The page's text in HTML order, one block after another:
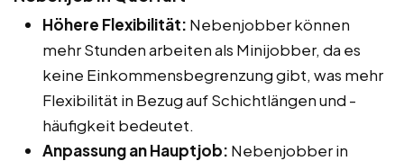
Höhere Flexibilität: Nebenjobber können
mehr Stunden arbeiten als Minijobber, da es
keine Einkommensbegrenzung gibt, was mehr
Flexibilität in Bezug auf Schichtlängen und -
häufigkeit bedeutet.
Anpassung an Hauptjob: Nebenjobber in